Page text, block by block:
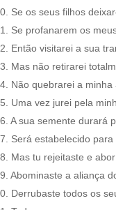
Se os seus filhos
Se profanarem os
Então visitarei a sua
Mas não retirarei
Não quebrarei a minha
Uma vez jurei pela
A sua semente durará
Será estabelecido
Mas tu rejeitaste e
Abominaste a aliança
Derrubaste todos os